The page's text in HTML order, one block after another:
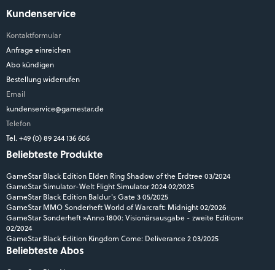
Kundenservice
Kontaktformular
Anfrage einreichen
Abo kündigen
Bestellung widerrufen
Email
kundenservice@gamestar.de
Telefon
Tel. +49 (0) 89 244 136 606
Beliebteste Produkte
GameStar Black Edition Elden Ring Shadow of the Erdtree 03/2024
GameStar Simulator-Welt Flight Simulator 2024 02/2025
GameStar Black Edition Baldur's Gate 3 05/2025
GameStar MMO Sonderheft World of Warcraft: Midnight 02/2026
GameStar Sonderheft »Anno 1800: Visionärsausgabe - zweite Edition«
02/2024
GameStar Black Edition Kingdom Come: Deliverance 2 03/2025
Beliebteste Abos